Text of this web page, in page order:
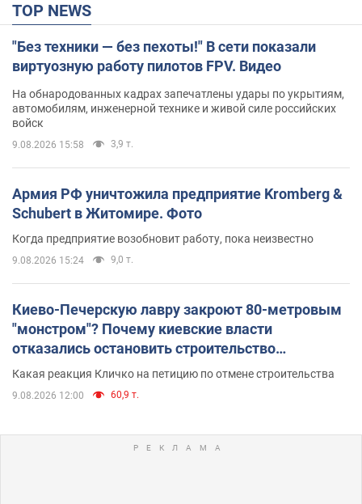
TOP NEWS
"Без техники — без пехоты!" В сети показали
виртуозную работу пилотов FPV. Видео
На обнародованных кадрах запечатлены удары по укрытиям,
автомобилям, инженерной технике и живой силе российских
войск
9.08.2026 15:58 3,9 т.
Армия РФ уничтожила предприятие Kromberg &
Schubert в Житомире. Фото
Когда предприятие возобновит работу, пока неизвестно
9.08.2026 15:24 9,0 т.
Киево-Печерскую лавру закроют 80-метровым
"монстром"? Почему киевские власти
отказались остановить строительство
небоскреба "московского верующего"
Какая реакция Кличко на петицию по отмене строительства
9.08.2026 12:00 60,9 т.